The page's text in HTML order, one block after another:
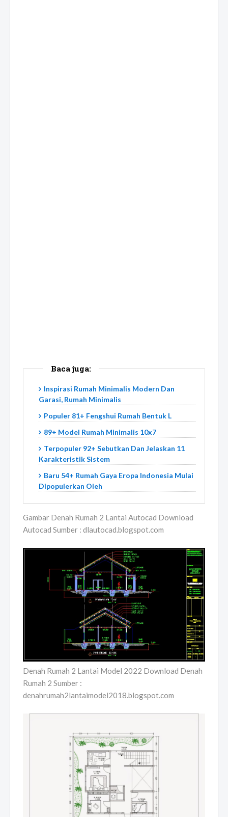
Baca juga:
Inspirasi Rumah Minimalis Modern Dan
Garasi, Rumah Minimalis
Populer 81+ Fengshui Rumah Bentuk L
89+ Model Rumah Minimalis 10x7
Terpopuler 92+ Sebutkan Dan Jelaskan 11
Karakteristik Sistem
Baru 54+ Rumah Gaya Eropa Indonesia Mulai
Dipopulerkan Oleh
Gambar Denah Rumah 2 Lantai Autocad Download
Autocad Sumber : dlautocad.blogspot.com
Denah Rumah 2 Lantai Model 2022 Download Denah
Rumah 2 Sumber :
denahrumah2lantaimodel2018.blogspot.com